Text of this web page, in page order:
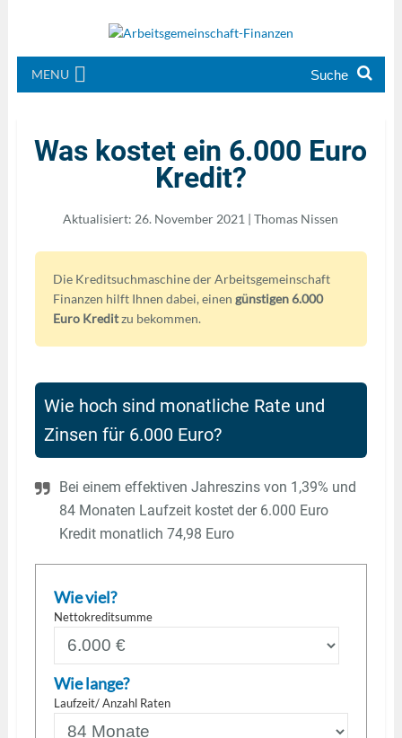
MENU
Was kostet ein 6.000 Euro
Kredit?
Aktualisiert: 26. November 2021 | Thomas Nissen
Die Kreditsuchmaschine der Arbeitsgemeinschaft
Finanzen hilft Ihnen dabei, einen günstigen 6.000
Euro Kreditzu bekommen.
Wie hoch sind monatliche Rate und
Zinsen für 6.000 Euro?
Bei einem effektiven Jahreszins von 1,39% und
84 Monaten Laufzeit kostet der 6.000 Euro
Kredit monatlich 74,98 Euro
Wie viel?
Nettokreditsumme
Wie lange?
Laufzeit/ Anzahl Raten